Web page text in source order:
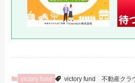
victory fund victory fund 不動産クラ